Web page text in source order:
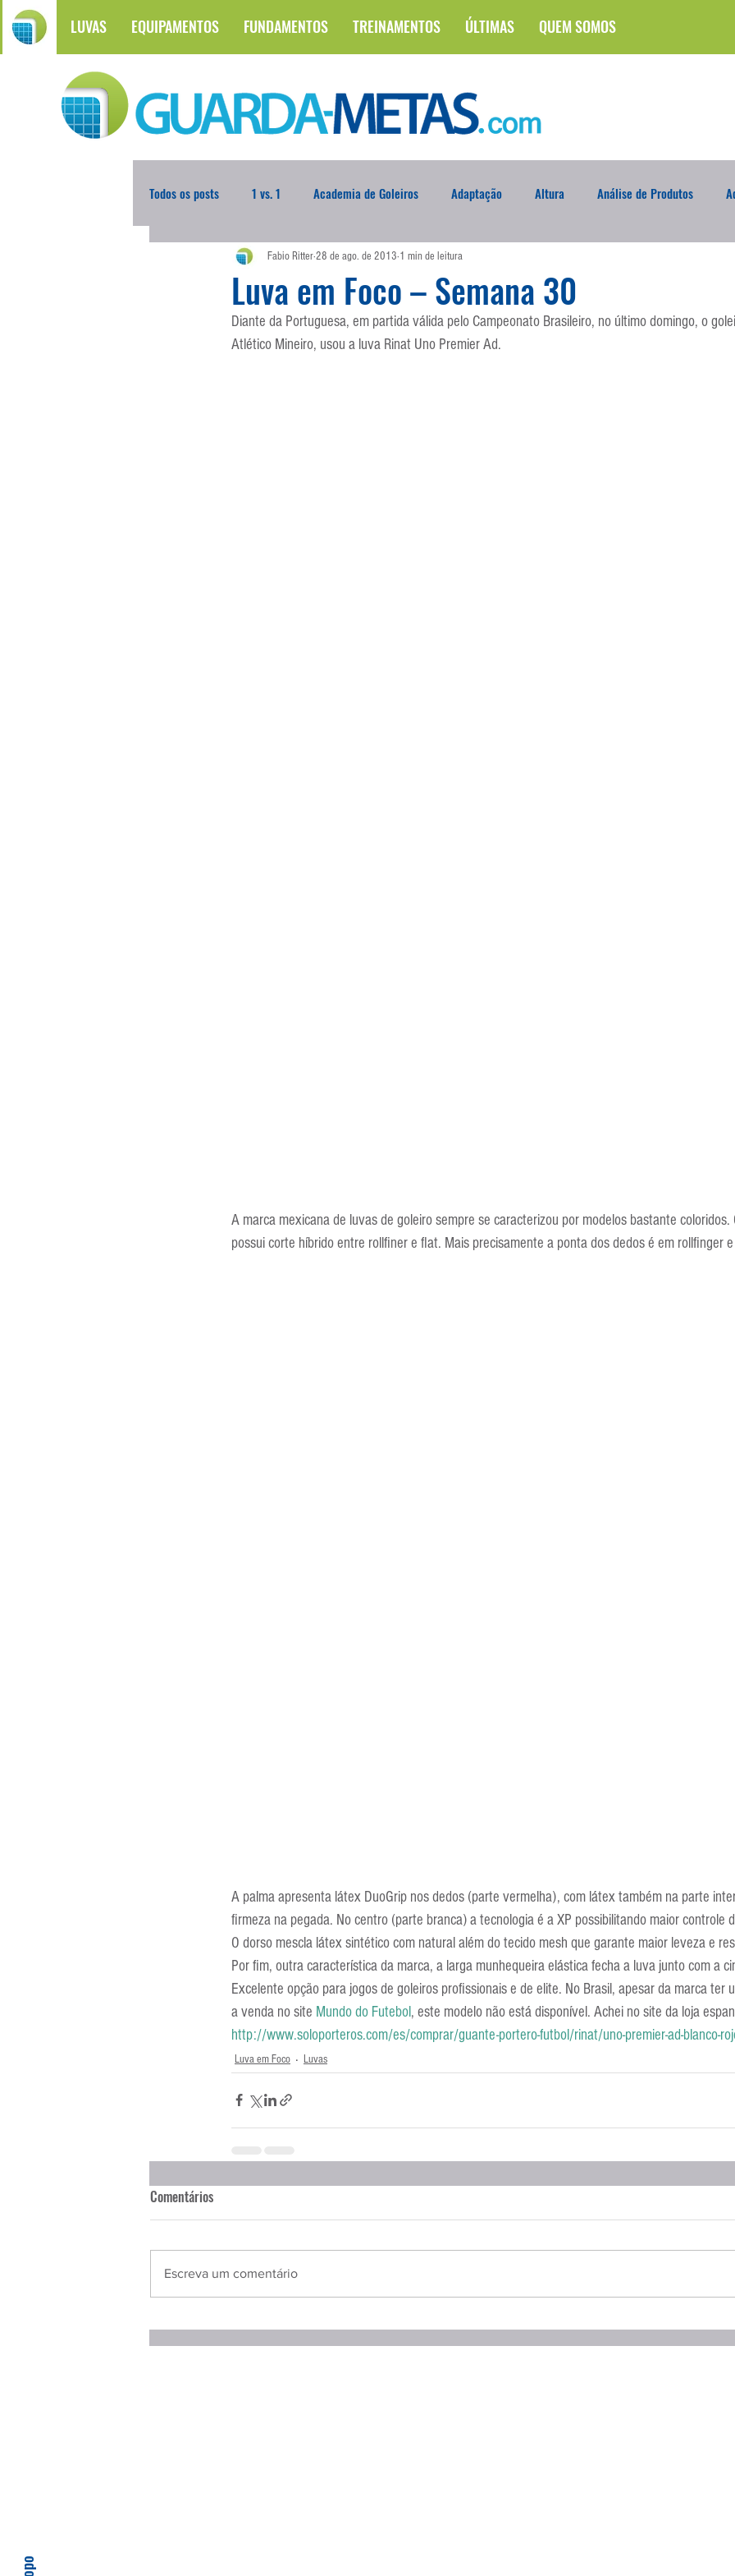
LUVAS EQUIPAMENTOS FUNDAMENTOS TREINAMENTOS ÚLTIMAS QUEM SOMOS
Todos os posts 1 vs. 1 Academia de Goleiros Adaptação Altura Análise de Produtos
Atualidades Blogoleiro da Semana Brasileirão
Comunicação Copa do Mundo Curso Defesa da Semana Deslocamento DVD
Luva em Foco – Semana 30
Fabio Ritter28 de ago. de 2013 1 min de leitura
Diante da Portuguesa, em partida válida pelo Campeonato Brasileiro, no último domingo, o
Atlético Mineiro, usou a luva Rinat Uno Premier Ad.
A marca mexicana de luvas de goleiro sempre se caracterizou por modelos bastante coloridos.
possui corte híbrido entre rollfiner e flat. Mais precisamente a ponta dos dedos é em rollfinger
A palma apresenta látex DuoGrip nos dedos (parte vermelha), com látex também na parte
firmeza na pegada. No centro (parte branca) a tecnologia é a XP possibilitando maior controle
O dorso mescla látex sintético com natural além do tecido mesh que garante maior leveza e
Por fim, outra característica da marca, a larga munhequeira elástica fecha a luva junto com a
Excelente opção para jogos de goleiros profissionais e de elite. No Brasil, apesar da marca ter
a venda no site Mundo do Futebol, este modelo não está disponível. Achei no site da loja
http://www.soloporteros.com/es/comprar/guante-portero-futbol/rinat/uno-premier-ad-blanco-
Luva em Foco Luvas
Comentários
Escreva um comentário